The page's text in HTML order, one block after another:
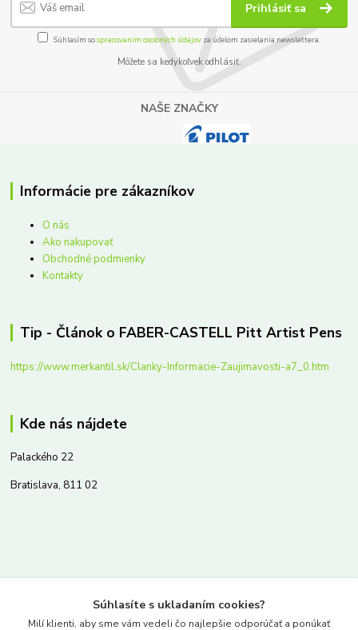
Prihlásiť sa
Súhlasím sospracovaním osobných údajov za účelom zasielania newslettera.
Môžete sa kedykoľvek odhlásiť.
NAŠE ZNAČKY
Informácie pre zákazníkov
O nás
Ako nakupovať
Obchodné podmienky
Kontakty
Tip - Článok o FABER-CASTELL Pitt Artist Pens
https://www.merkantil.sk/Clanky-Informacie-Zaujimavosti-a7_0.htm
Kde nás nájdete
Palackého 22
Bratislava, 811 02
www.merkantil.sk
Súhlasíte s ukladaním cookies?
Milí klienti, aby sme vám vedeli čo najlepšie odporúčať a ponúkať